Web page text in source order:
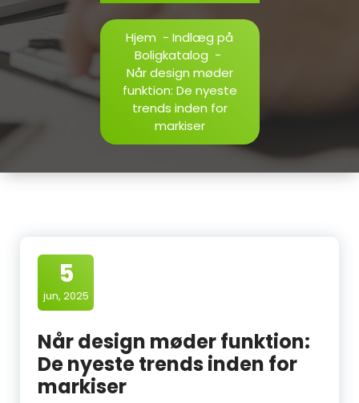
Hjem - Indlæg på
Boligkatalog -
Når design møder
funktion: De nyeste
trends inden for
markiser
5
jun, 2025
Når design møder funktion:
De nyeste trends inden for
markiser